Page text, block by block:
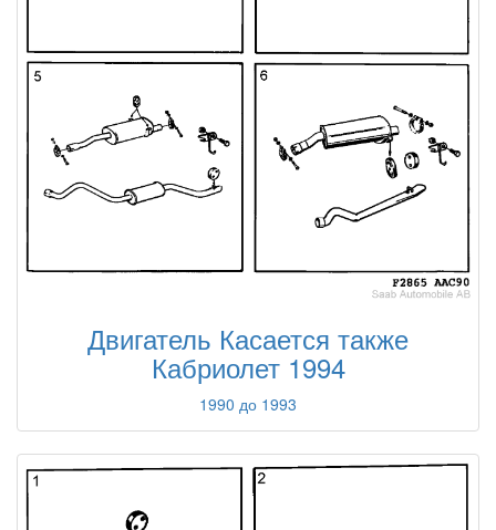
Двигатель Касается также
Кабриолет 1994
1990 до 1993